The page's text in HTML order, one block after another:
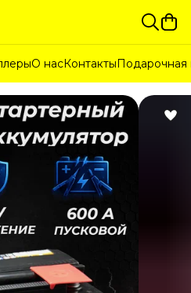
О насКонтактыПодарочная